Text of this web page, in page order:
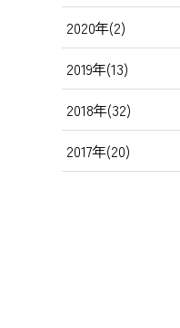
2020年(2)
2019年(13)
2018年(32)
2017年(20)